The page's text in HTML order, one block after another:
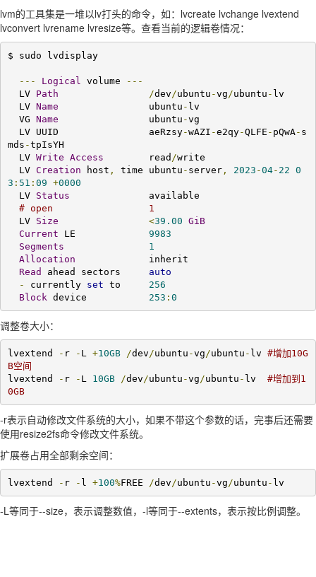
lvm的工具集是一堆以lv打头的命令，如：lvcreate lvchange lvextend
lvconvert lvrename lvresize等。查看当前的逻辑卷情况：
$ sudo lvdisplay
--- Logical volume
---
  LV
Path /dev /ubuntu -vg /ubuntu - lv
  LV
Name
                ubuntu
- lv
  VG
Name
                ubuntu
-vg
  LV UUID                aeRzsy
-wAZI -e2qy-QLFE - pQwA- s
mds -tpIsYH
  LV
Write Access
        read
/write
  LV
Creation host , time ubuntu - server, 2023 -04- 22 0
3 : 51 : 09 +0000
  LV
Status
              available
# open                 1
  LV
Size <39.00 GiB
Current LE 9983
Segments
1
Allocation
             inherit
Read ahead sectors auto
- currently set to 256
Block device 253 : 0
调整卷大小：
lvextend - r - L +10GB /dev /ubuntu -vg /ubuntu - lv #增加10G
B空间
lvextend
- r - L 10GB /dev /ubuntu -vg /ubuntu - lv #增加到1
0GB
-r表示自动修改文件系统的大小，如果不带这个参数的话，完事后还需要
使用resize2fs命令修改文件系统。
扩展卷占用全部剩余空间：
lvextend - r - l +100%FREE /dev /ubuntu -vg /ubuntu - lv
-L等同于--size，表示调整数值，-l等同于--extents，表示按比例调整。